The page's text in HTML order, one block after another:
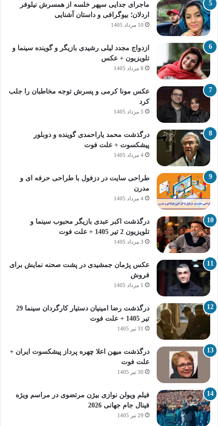
ماجرای جدایی سپهر خلسه از همسرش نیلوفر
اردلان؛ بیوگرافی و داستان آشنایی
10 مرداد 1405
ازدواج مجدد لیلی رشیدی بازیگر و گوینده سینما و
تلویزیون + عکس
8 مرداد 1405
عکس مونا کرمی و پسرش توجه مخاطبان را جلب
کرد
5 مرداد 1405
درگذشت محمد یاراحمدی گوینده و دوبلور
پیشکسوت + علت فوت
4 مرداد 1405
طراحی سایت در دزفول با طراحی حرفه‌ ای و
مدرن
4 مرداد 1405
درگذشت اکبر عبدی بازیگر محبوب سینما و
تلویزیون 2 تیر 1405 + علت فوت
3 مرداد 1405
عکس پژمان جمشیدی در پشت صحنه نمایش برای
فروش
1 مرداد 1405
درگذشت رضا امینیان دستیار کارگردان سینما 29
تیر 1405 + علت فوت
31 تیر 1405
درگذشت میهن اعلا چهره پرداز پیشکسوت ایران +
علت فوت
30 تیر 1405
فیلم ویولن نوازی بیژن مرتضوی در مراسم ویژه
فینال جام جهانی 2026
29 تیر 1405